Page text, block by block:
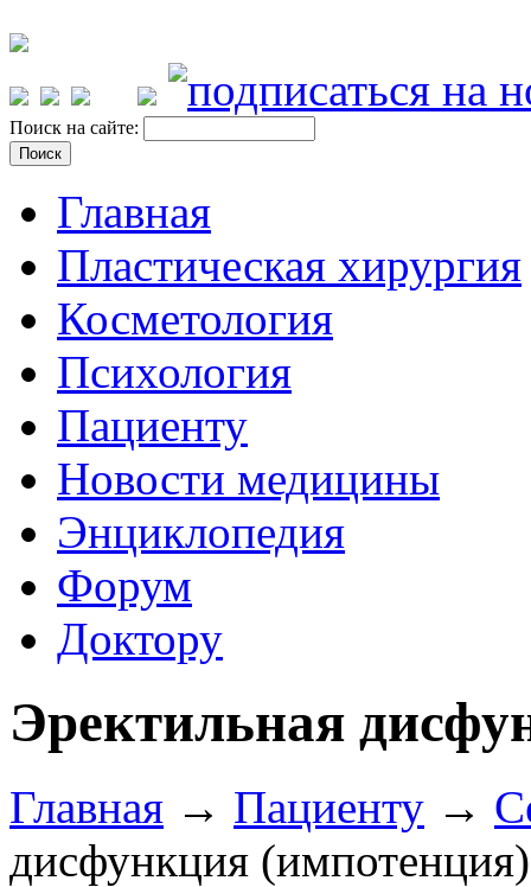
Поиск на сайте:
Главная
Пластическая хирургия
Косметология
Психология
Пациенту
Новости медицины
Энциклопедия
Форум
Доктору
Эректильная
Главная → Пациенту →
дисфункция (импотенция)